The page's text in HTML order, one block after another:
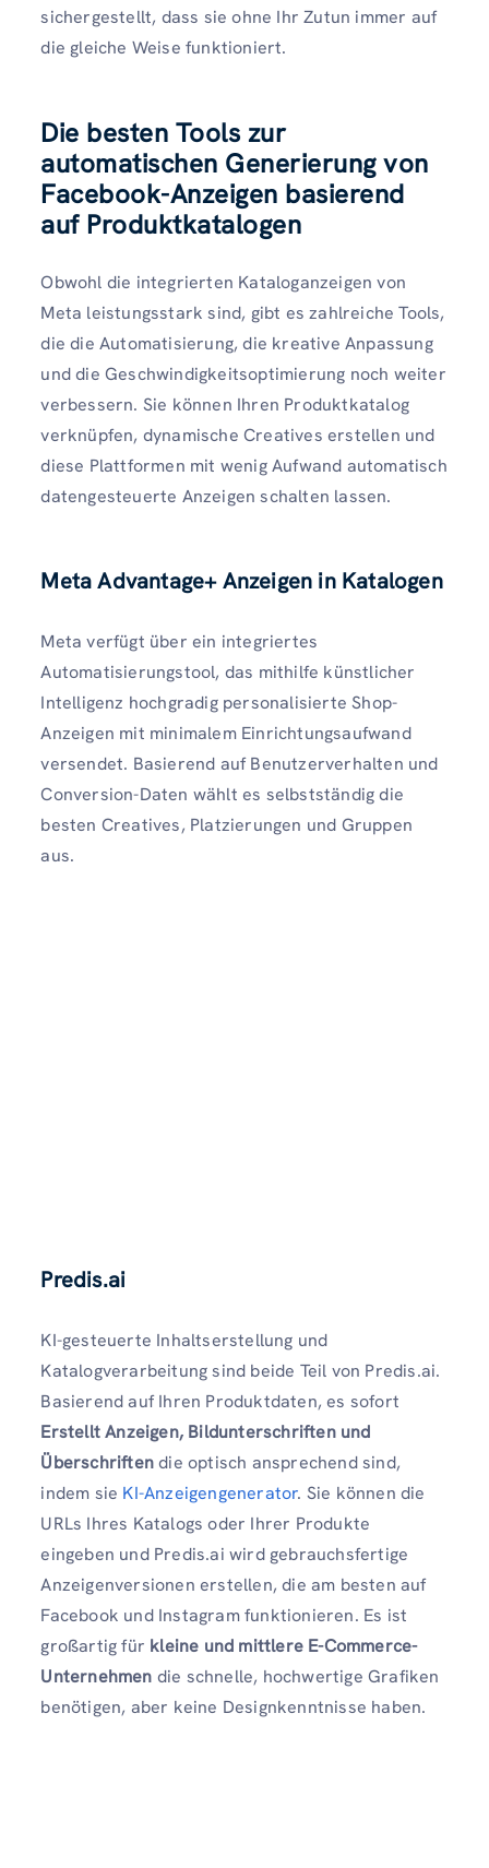
sichergestellt, dass sie ohne Ihr Zutun immer auf
die gleiche Weise funktioniert.
Die besten Tools zur
automatischen Generierung von
Facebook-Anzeigen basierend
auf Produktkatalogen
Obwohl die integrierten Kataloganzeigen von
Meta leistungsstark sind, gibt es zahlreiche Tools,
die die Automatisierung, die kreative Anpassung
und die Geschwindigkeitsoptimierung noch weiter
verbessern. Sie können Ihren Produktkatalog
verknüpfen, dynamische Creatives erstellen und
diese Plattformen mit wenig Aufwand automatisch
datengesteuerte Anzeigen schalten lassen.
Meta Advantage+ Anzeigen in Katalogen
Meta verfügt über ein integriertes
Automatisierungstool, das mithilfe künstlicher
Intelligenz hochgradig personalisierte Shop-
Anzeigen mit minimalem Einrichtungsaufwand
versendet. Basierend auf Benutzerverhalten und
Conversion-Daten wählt es selbstständig die
besten Creatives, Platzierungen und Gruppen
aus.
Predis.ai
KI-gesteuerte Inhaltserstellung und
Katalogverarbeitung sind beide Teil von Predis.ai.
Basierend auf Ihren Produktdaten, es sofort
Erstellt Anzeigen, Bildunterschriften und
Überschriftendie optisch ansprechend sind,
indem sie KI-Anzeigengenerator. Sie können die
URLs Ihres Katalogs oder Ihrer Produkte
eingeben und Predis.ai wird gebrauchsfertige
Anzeigenversionen erstellen, die am besten auf
Facebook und Instagram funktionieren. Es ist
großartig für kleine und mittlere E-Commerce-
Unternehmen die schnelle, hochwertige Grafiken
benötigen, aber keine Designkenntnisse haben.